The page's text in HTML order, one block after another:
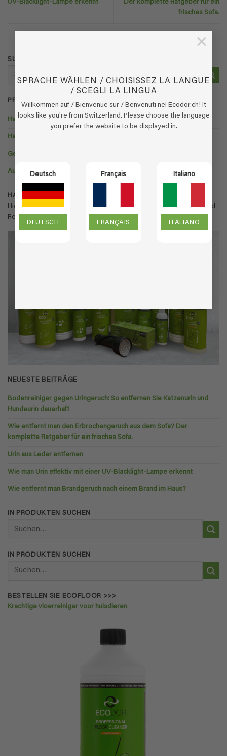
SPRACHE WÄHLEN / CHOISISSEZ LA LANGUE
/ SCEGLI LA LINGUA
Willkommen auf / Bienvenue sur / Benvenuti nel Ecodor.ch! It
looks like you're from Switzerland. Please choose the language
you prefer the website to be displayed in.
Deutsch
DEUTSCH
Français
FRANÇAIS
Italiano
ITALIANO
×
UV-Blacklight-Lampe erkennt
Der komplette Ratgeber für ein
frisches Sofa.
SUCHEN
nach:
PRODUKTE
Haustiere
Haushalt
Gesundheitswesen
Auto / Boot / Wohnwagen
HAUSHALTSARTIKEL:
Hier finden Sie eine Übersicht unserer Geruchsneutralisierungs- und
Reinigungsprodukte in der Kategorie im & rund ums Haus.
NEUESTE BEITRÄGE
Bodenreiniger gegen Uringeruch: So entfernen Sie Katzenurin und
Hundeurin dauerhaft
Wie entfernt man den Erbrochengeruch aus dem Sofa? Der
komplette Ratgeber für ein frisches Sofa.
Urin aus Leder entfernen
Wie man Urin effektiv mit einer UV-Blacklight-Lampe erkennt
Wie entfernt man Brandgeruch nach einem Brand im Haus?
IN PRODUKTEN SUCHEN
nach:
IN PRODUKTEN SUCHEN
nach:
BESTELLEN SIE ECOFLOOR >>>
Krachtige vloerreiniger voor huisdieren